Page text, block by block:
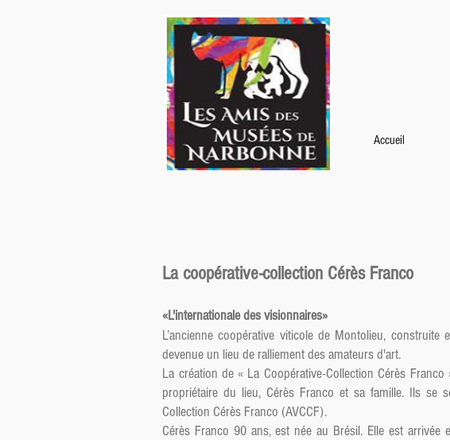
Accueil
La coopérative-collection Cérès Franco
«L'internationale des visionnaires»
L’ancienne coopérative viticole de Montolieu,
devenue un lieu de ralliement des amateurs d'art.
La création de « La Coopérative-Collection Cérès
propriétaire du lieu, Cérès Franco et sa famille. Ils se
Collection Cérès Franco (AVCCF).
Cérès Franco 90 ans, est née au Brésil. Elle est